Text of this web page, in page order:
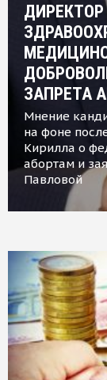
ЗАПРЕТА
Мнение
на фоне
Кирилла о
абортам и
Павловой